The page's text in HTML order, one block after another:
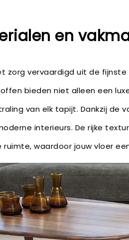
en
zorg vervaardigd uit de
bieden niet alleen een
van elk tapijt. Dankzij de
interieurs. De rijke
waardoor jouw vloer